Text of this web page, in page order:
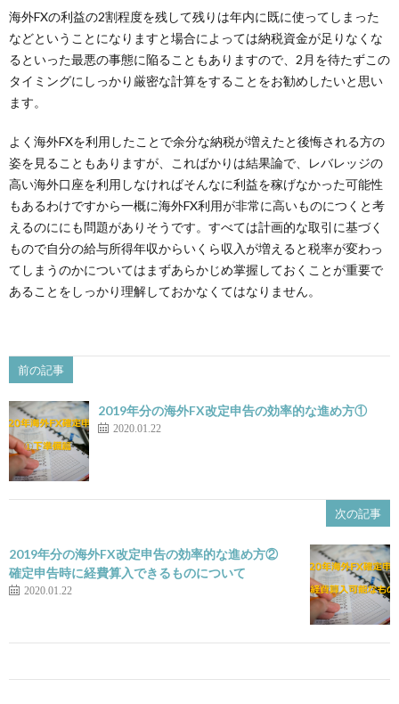
海外FXの利益の2割程度を残して残りは年内に既に使ってしまった
などということになりますと場合によっては納税資金が足りなくな
るといった最悪の事態に陥ることもありますので、2月を待たずこの
タイミングにしっかり厳密な計算をすることをお勧めしたいと思い
ます。
よく海外FXを利用したことで余分な納税が増えたと後悔される方の
姿を見ることもありますが、こればかりは結果論で、レバレッジの
高い海外口座を利用しなければそんなに利益を稼げなかった可能性
もあるわけですから一概に海外FX利用が非常に高いものにつくと考
えるのににも問題がありそうです。すべては計画的な取引に基づく
もので自分の給与所得年収からいくら収入が増えると税率が変わっ
てしまうのかについてはまずあらかじめ掌握しておくことが重要で
あることをしっかり理解しておかなくてはなりません。
前の記事
2019年分の海外FX改定申告の効率的な進め方①
2020.01.22
次の記事
2019年分の海外FX改定申告の効率的な進め方②
確定申告時に経費算入できるものについて
2020.01.22